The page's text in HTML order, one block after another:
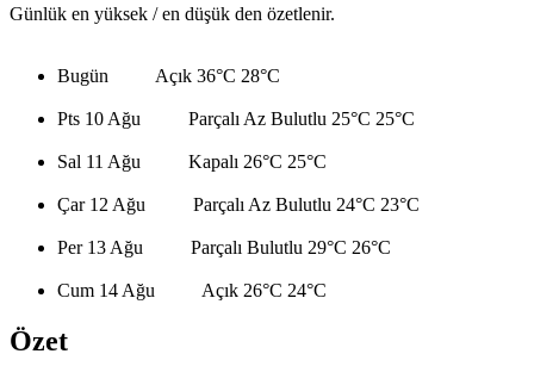
Günlük en yüksek / en düşük den özetlenir.
Bugün Açık 36°C 28°C
Pts 10 Ağu Parçalı Az Bulutlu 25°C 25°C
Sal 11 Ağu Kapalı 26°C 25°C
Çar 12 Ağu Parçalı Az Bulutlu 24°C 23°C
Per 13 Ağu Parçalı Bulutlu 29°C 26°C
Cum 14 Ağu Açık 26°C 24°C
Özet